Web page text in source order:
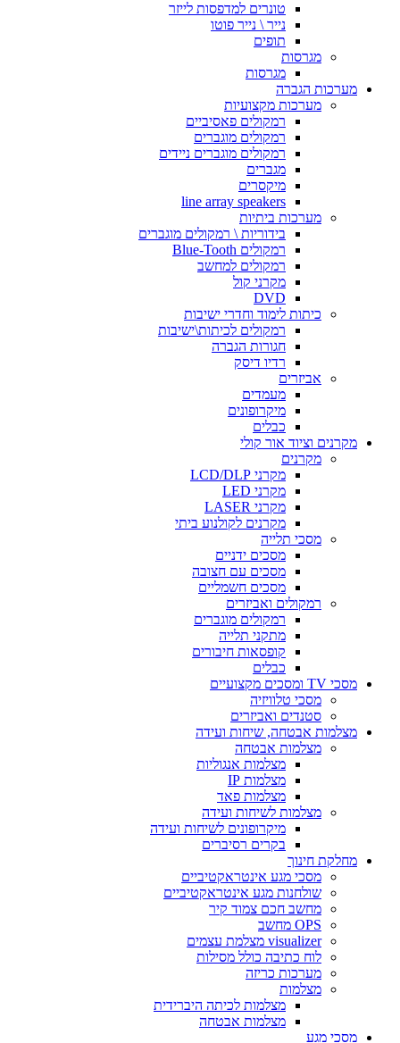
טונרים למדפסות לייזר
נייר \ נייר פוטו
תופים
מגרסות
מגרסות
מערכות הגברה
מערכות מקצועיות
רמקולים פאסיביים
רמקולים מוגברים
רמקולים מוגברים ניידים
מגברים
מיקסרים
line array speakers
מערכות ביתיות
בידוריות \ רמקולים מוגברים
רמקולים Blue-Tooth
רמקולים למחשב
מקרני קול
DVD
כיתות לימוד וחדרי ישיבות
רמקולים לכיתות\ישיבות
חגורות הגברה
רדיו דיסק
אביזרים
מעמדים
מיקרופונים
כבלים
מקרנים וציוד אור קולי
מקרנים
מקרני LCD/DLP
מקרני LED
מקרני LASER
מקרנים לקולנוע ביתי
מסכי תלייה
מסכים ידניים
מסכים עם חצובה
מסכים חשמליים
רמקולים ואביזרים
רמקולים מוגברים
מתקני תלייה
קופסאות חיבורים
כבלים
מסכי TV ומסכים מקצועיים
מסכי טלוויזיה
סטנדים ואביזרים
מצלמות אבטחה, שיחות ועידה
מצלמות אבטחה
מצלמות אנגוליות
מצלמות IP
מצלמות פאד
מצלמות לשיחות ועידה
מיקרופונים לשיחות ועידה
בקרים רסיברים
מחלקת חינוך
מסכי מגע אינטראקטיביים
שולחנות מגע אינטראקטיביים
מחשב חכם צמוד קיר
OPS מחשב
visualizer מצלמת עצמים
לוח כתיבה כולל מסילות
מערכות כריזה
מצלמות
מצלמות לכיתה היברידית
מצלמות אבטחה
מסכי מגע